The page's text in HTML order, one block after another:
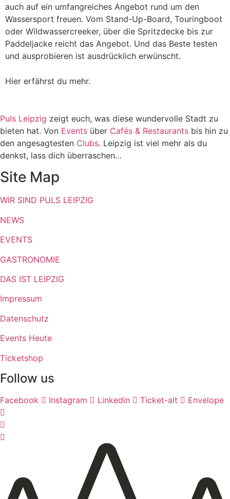
auch auf ein umfangreiches Angebot rund um den
Wassersport freuen. Vom Stand-Up-Board, Touringboot
oder Wildwassercreeker, über die Spritzdecke bis zur
Paddeljacke reicht das Angebot. Und das Beste testen
und ausprobieren ist ausdrücklich erwünscht.
Hier erfährst du mehr.
Puls Leipzig zeigt euch, was diese wundervolle Stadt zu
bieten hat. Von Events über Cafés & Restaurants bis hin zu
den angesagtesten Clubs. Leipzig ist viel mehr als du
denkst, lass dich überraschen…
Site Map
WIR SIND PULS LEIPZIG
NEWS
EVENTS
GASTRONOMIE
DAS IST LEIPZIG
Impressum
Datenschutz
Events Heute
Ticketshop
Follow us
Facebook Instagram Linkedin Ticket-alt Envelope